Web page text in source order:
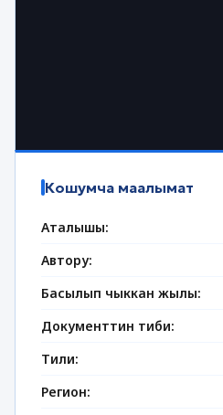
Кошумча маалымат
Аталышы:
Автору:
Басылып чыккан жылы:
Документтин тиби:
Тили:
Регион: